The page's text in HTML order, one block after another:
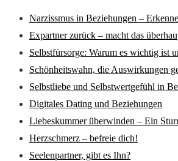
Narzissmus in Beziehungen –
Expartner zurück – macht das
Selbstfürsorge: Warum es wichtig ist
Schönheitswahn, die Auswirkungen
Selbstliebe und Selbstwertgefühl in
Digitales Dating und Beziehungen
Liebeskummer überwinden – Ein
Herzschmerz – befreie dich!
Seelenpartner, gibt es Ihn?